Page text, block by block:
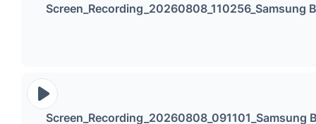
Screen_Recording_20260808_110256_Samsung
Screen_Recording_20260808_091101_Samsung